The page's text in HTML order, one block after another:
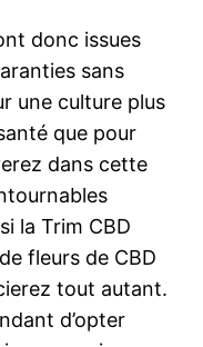
donc issues
sans
une culture plus
que pour
dans cette
la Trim CBD
fleurs de CBD
tout autant.
d’opter